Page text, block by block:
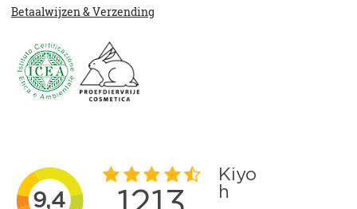
Betaalwijzen & Verzending